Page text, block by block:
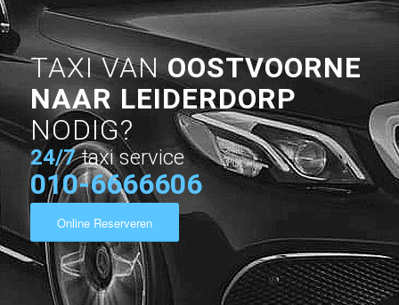
TAXI VANOOSTVOORNE
NAAR LEIDERDORP
NODIG?
24/7 taxi service
010-6666606
Online Reserveren